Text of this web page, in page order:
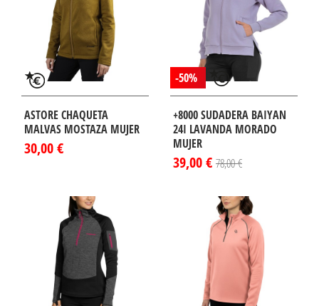
ASTORE CHAQUETA
MALVAS MOSTAZA MUJER
30,00 €
-50%
+8000 SUDADERA BAIYAN
24I LAVANDA MORADO
MUJER
39,00 € 78,00 €